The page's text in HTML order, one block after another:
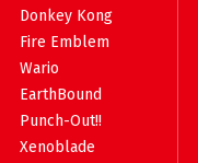
Donkey Kong
Fire Emblem
Wario
EarthBound
Punch-Out!!
Xenoblade